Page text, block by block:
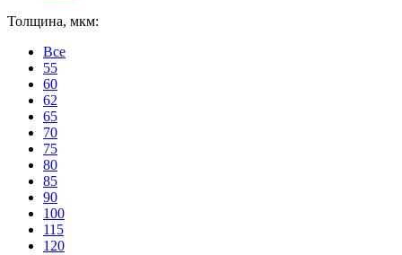
Толщина, мкм:
Все
55
60
62
65
70
75
80
85
90
100
115
120